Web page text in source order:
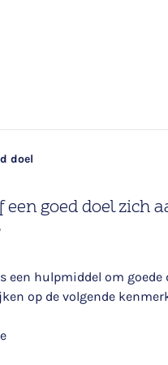
doel
een goed doel zich
een hulpmiddel om goede
op de volgende